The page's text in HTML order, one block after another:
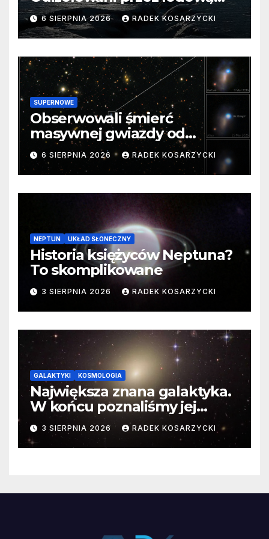
barierę
6 SIERPNIA 2026 RADEK KOSARZYCKI
SUPERNOWE
Obserwowali śmierć
masywnej gwiazdy od
samego początku. Niezwykle
cenne dane
6 SIERPNIA 2026 RADEK KOSARZYCKI
NEPTUN UKŁAD SŁONECZNY
Historia księżyców Neptuna?
To skomplikowane
3 SIERPNIA 2026 RADEK KOSARZYCKI
GALAKTYKI KOSMOLOGIA
Największa znana galaktyka.
W końcu poznaliśmy jej
faktyczne wymiary
3 SIERPNIA 2026 RADEK KOSARZYCKI